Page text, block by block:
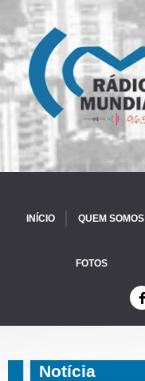
INÍCIO QUEM SOMOS
FOTOS
Notícia